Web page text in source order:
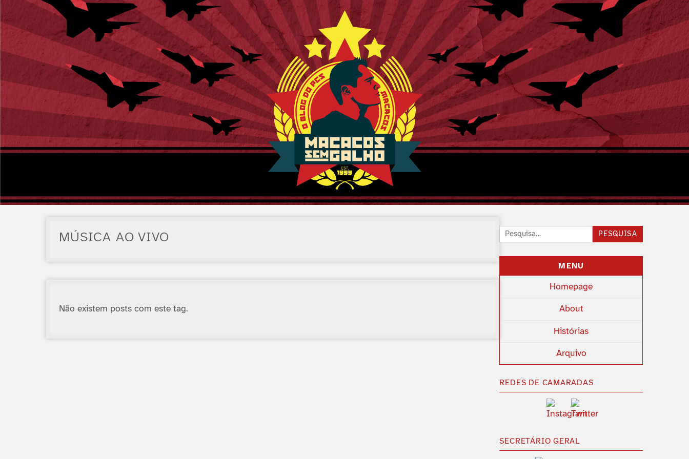
MÚSICA AO VIVO
Não existem posts com este tag.
Pesquisar: PESQUISA
MENU
Homepage
About
Histórias
Arquivo
REDES DE CAMARADAS
SECRETÁRIO GERAL